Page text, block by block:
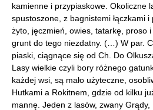
kamienne i przypiaskowe. Okoliczne
spustoszone, z bagnistemi łączkami
żyto, jęczmień, owies, tatarkę, proso
grunt do tego niezdatny. (…) W par.
piaski, ciągnące się od Ch. Do
Lasy wielkie czyli bory różnego
każdej wsi, są mało użyteczne,
Hutkami a Rokitnem, gdzie od kilku
mannę. Jeden z lasów, zwany Grądy,